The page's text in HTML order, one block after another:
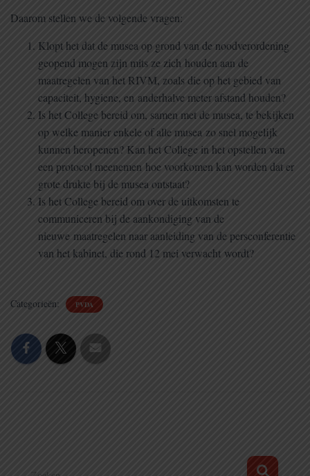
Daarom stellen we de volgende vragen:
Klopt het dat de musea op grond van de noodverordening
geopend mogen zijn mits ze zich houden aan de
maatregelen van het RIVM, zoals die op het gebied van
capaciteit, hygiene, en anderhalve meter afstand houden?
Is het College bereid om, samen met de musea, te bekijken
op welke manier enkele of alle musea zo snel mogelijk
kunnen heropenen? Kan het College in het opstellen van
een protocol meenemen hoe voorkomen kan worden dat er
grote drukte bij de musea ontstaat?
Is het College bereid om over de uitkomsten te
communiceren bij de aankondiging van de
nieuwe maatregelen naar aanleiding van de persconferentie
van het kabinet, die rond 12 mei verwacht wordt?
Categorieën: PVDA
Z